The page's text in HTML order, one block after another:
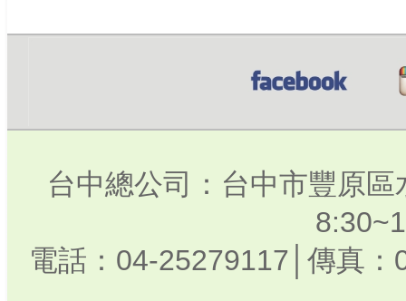
台中總公司：台中市豐原
電話：04-25279117│傳真